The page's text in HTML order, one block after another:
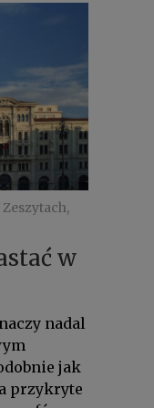
w
nadal
jak
przykryte